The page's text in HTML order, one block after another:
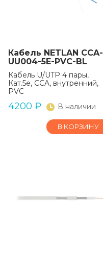
Кабель NETLAN CCA-
UU004-5E-PVC-BL
Кабель U/UTP 4 пары,
Кат.5e, CCA, внутренний,
PVC
4200 ₽ В наличии
В КОРЗИНУ